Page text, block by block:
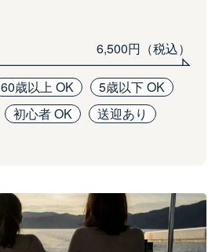
6,500円（税込）
60歳以上 OK
5歳以下 OK
初心者 OK
送迎あり